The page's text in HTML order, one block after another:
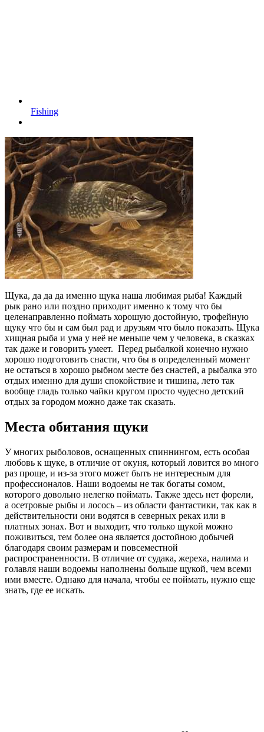
Fishing
Щука, да да да именно щука наша любимая рыба! Каждый
рык рано или поздно приходит именно к тому что бы
целенаправленно поймать хорошую достойную, трофейную
щуку что бы и сам был рад и друзьям что было показать. Щука
хищная рыба и ума у неё не меньше чем у человека, в сказках
так даже и говорить умеет. Перед рыбалкой конечно нужно
хорошо подготовить снасти, что бы в определенный момент
не остаться в хорошо рыбном месте без снастей, а рыбалка это
отдых именно для души спокойствие и тишина, лето так
вообще гладь только чайки кругом просто чудесно детский
отдых за городом можно даже так сказать.
Места обитания щуки
У многих рыболовов, оснащенных спиннингом, есть особая
любовь к щуке, в отличие от окуня, который ловится во много
раз проще, и из-за этого может быть не интересным для
профессионалов. Наши водоемы не так богаты сомом,
которого довольно нелегко поймать. Также здесь нет форели,
а осетровые рыбы и лосось – из области фантастики, так как в
действительности они водятся в северных реках или в
платных зонах. Вот и выходит, что только щукой можно
поживиться, тем более она является достойною добычей
благодаря своим размерам и повсеместной
распространенности. В отличие от судака, жереха, налима и
голавля наши водоемы наполнены больше щукой, чем всеми
ими вместе. Однако для начала, чтобы ее поймать, нужно еще
знать, где ее искать.